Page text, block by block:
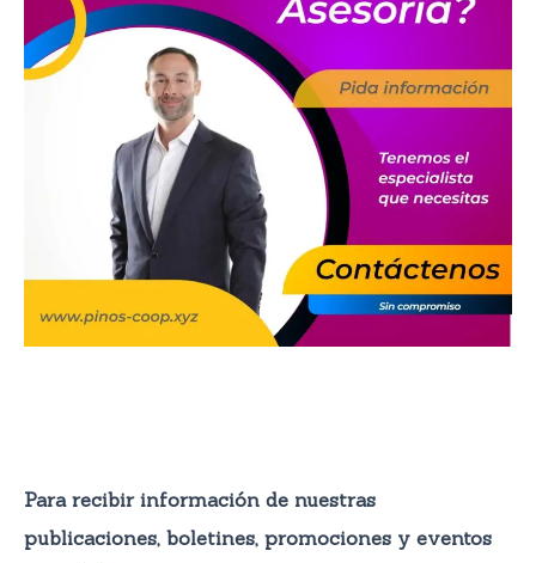
Para recibir información de nuestras
publicaciones, boletines, promociones y eventos